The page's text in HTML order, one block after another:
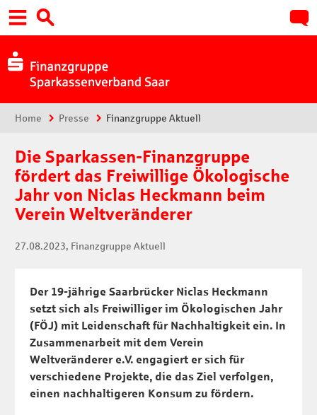
Hauptnavigation
Sie sind hier:
Home Presse Finanzgruppe Aktuell
Die Sparkassen-Finanzgruppe
fördert das Freiwillige Ökologische​​​​​​​
Jahr von Niclas Heckmann beim
Verein Weltveränderer
27.08.2023, Finanzgruppe Aktuell
Der 19-jährige Saarbrücker Niclas Heckmann
setzt sich als Freiwilliger im Ökologischen Jahr
(FÖJ) mit Leidenschaft für Nachhaltigkeit ein. In
Zusammenarbeit mit dem Verein
Weltveränderer e.V. engagiert er sich für
verschiedene Projekte, die das Ziel verfolgen,
einen nachhaltigeren Konsum zu fördern.